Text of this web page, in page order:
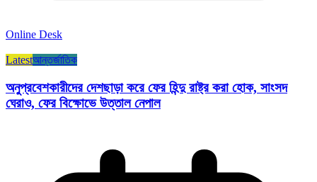
Online Desk
Latestআন্তর্জাতিক
অনুপ্রবেশকারীদের দেশছাড়া করে ফের হিন্দু রাষ্ট্র করা হোক, সাংসদ
ঘেরাও, ফের বিক্ষোভে উত্তাল নেপাল